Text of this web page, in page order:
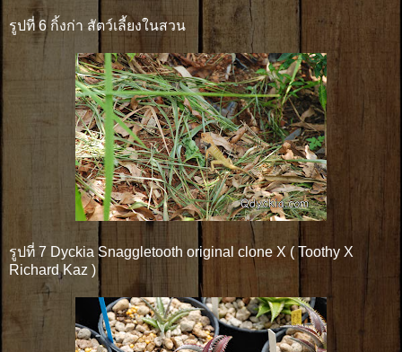
รูปที่ 6 กิ้งก่า สัตว์เลี้ยงในสวน
รูปที่ 7 Dyckia Snaggletooth original clone X ( Toothy X
Richard Kaz )